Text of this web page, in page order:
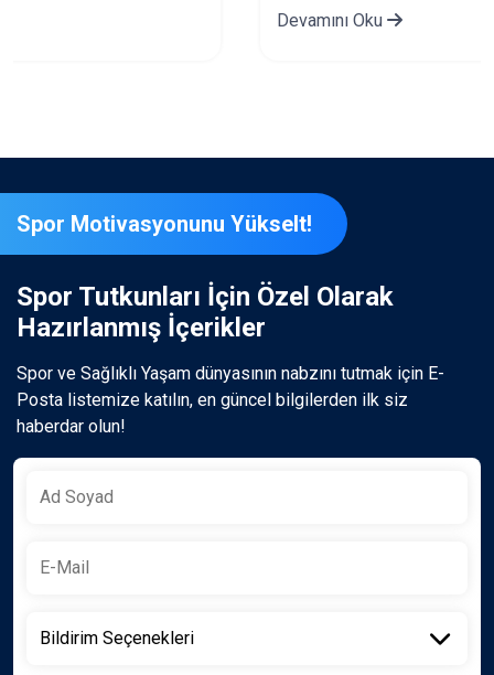
Spor Motivasyonunu Yükselt!
Spor Tutkunları İçin Özel Olarak
Hazırlanmış İçerikler
Spor ve Sağlıklı Yaşam dünyasının nabzını tutmak için E-
Posta listemize katılın, en güncel bilgilerden ilk siz
haberdar olun!